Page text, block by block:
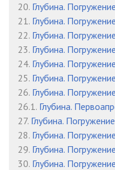
20. Глубина.
21. Глубина.
22. Глубина.
23. Глубина.
24. Глубина.
25. Глубина.
26. Глубина.
26.1. Глубина.
27. Глубина.
28. Глубина.
29. Глубина.
30. Глубина.